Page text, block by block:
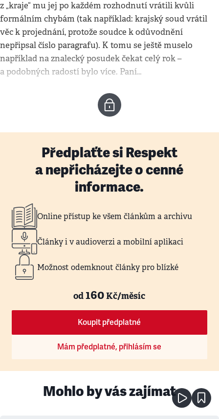
z „kraje“ mu jej po každém rozhodnutí vrátili kvůli
formálním chybám (tak například: krajský soud vrátil
věc k projednání, protože soudce k odůvodnění
nepřipsal číslo paragrafu). K tomu se ještě muselo
například na znalecký posudek čekat celý rok –
a podobných radostí bylo více. Paní…
Předplaťte si Respekt
a nepřicházejte o cenné
informace.
Online přístup ke všem článkům a archivu
Články i v audioverzi a mobilní aplikaci
Možnost odemknout články pro blízké
od160Kč/měsíc
Koupit předplatné
Mám předplatné, přihlásím se
Mohlo by vás zajímat